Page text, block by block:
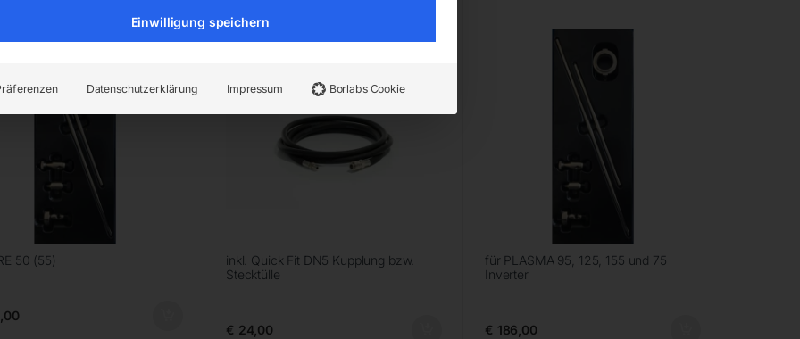
50 (55)
inkl. Quick Fit DN5 Kupplung bzw.
Stecktülle
€ 24,00
für PLASMA 95, 125, 155 und 75
Inverter
€ 186,00
Einwilligung speichern
Datenschutzerklärung Impressum Borlabs Cookie